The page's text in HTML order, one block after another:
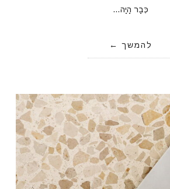
כְּבָר הָיָה…
להמשך